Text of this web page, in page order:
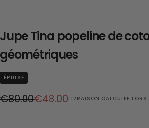
Jupe Tina popeline de
géométriques
ÉPUISÉ
Prix
€80.00Prix
€48.00LIVRAISON CALCULÉE